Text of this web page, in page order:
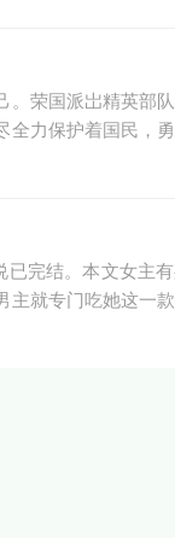
。荣国派岀精英部
力保护着国民，
完结。本文女主
主就专门吃她这一